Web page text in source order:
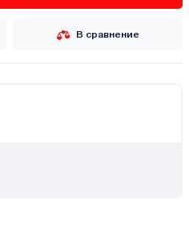
В сравнение